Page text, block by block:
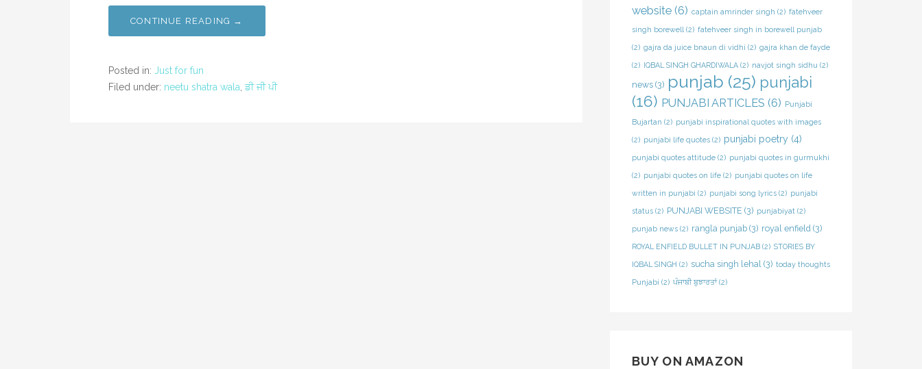
CONTINUE READING →
Posted in: Just for fun
Filed under: neetu shatra wala, ਡੀ ਜੀ ਪੀ
website(6) captain amrinder singh (2) fatehveer
singh borewell (2) fatehveer singh in borewell punjab
(2) gajra da juice bnaun di vidhi (2) gajra khan de fayde
(2) IQBAL SINGH GHARDIWALA(2) navjot singh sidhu (2)
news(3) punjab (25) punjabi
(16) PUNJABI ARTICLES (6) Punjabi
Bujartan (2) punjabi inspirational quotes with images
(2) punjabi life quotes(2) punjabi poetry(4)
punjabi quotes attitude(2) punjabi quotes in gurmukhi
(2) punjabi quotes on life(2) punjabi quotes on life
written in punjabi (2) punjabi song lyrics(2) punjabi
status(2) PUNJABI WEBSITE (3) punjabiyat (2)
punjab news(2) rangla punjab(3) royal enfield (3)
ROYAL ENFIELD BULLET IN PUNJAB(2) STORIES BY
IQBAL SINGH (2) sucha singh lehal (3) today thoughts
Punjabi (2) ਪੰਜਾਬੀ ਬੁਝਾਰਤਾਂ(2)
BUY ON AMAZON